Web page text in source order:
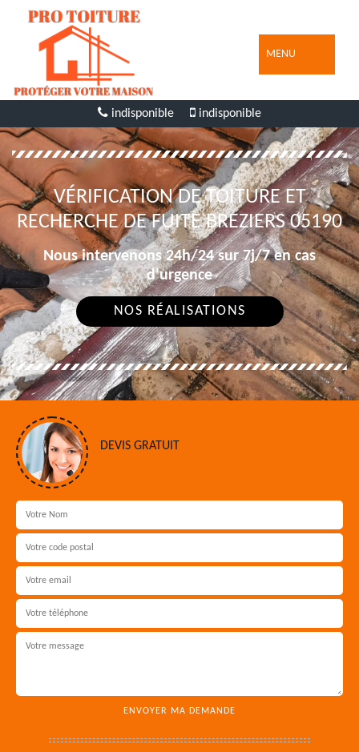
MENU
indisponible indisponible
VÉRIFICATION DE TOITURE ET
RECHERCHE DE FUITE BREZIERS 05190
Nous intervenons 24h/24 sur 7j/7 en cas
d'urgence
NOS RÉALISATIONS
DEVIS GRATUIT